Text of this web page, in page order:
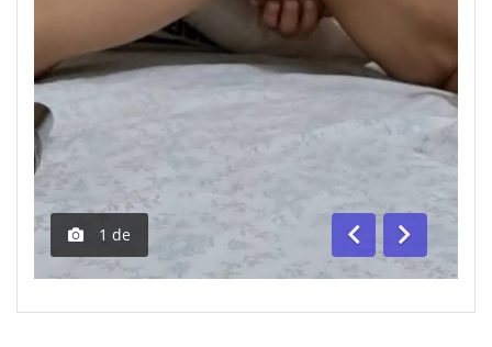
1 de
AnteriorSiguiente